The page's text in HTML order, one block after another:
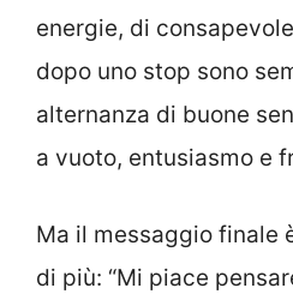
energie, di
dopo uno stop sono
alternanza di buone
a vuoto, entusiasmo e
Ma il messaggio finale
di più: “Mi piace